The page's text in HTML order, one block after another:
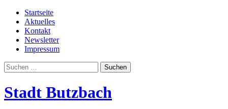
Startseite
Aktuelles
Kontakt
Newsletter
Impressum
Suchen
nach:
Stadt Butzbach